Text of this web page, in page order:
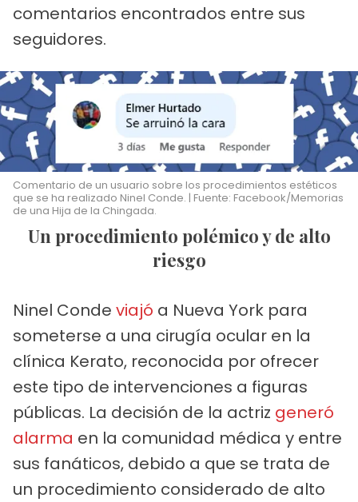
comentarios encontrados entre sus
seguidores.
Comentario de un usuario sobre los procedimientos estéticos
que se ha realizado Ninel Conde. | Fuente: Facebook/Memorias
de una Hija de la Chingada.
Un procedimiento polémico y de alto
riesgo
Ninel Conde viajó a Nueva York para
someterse a una cirugía ocular en la
clínica Kerato, reconocida por ofrecer
este tipo de intervenciones a figuras
públicas. La decisión de la actriz generó
alarma en la comunidad médica y entre
sus fanáticos, debido a que se trata de
un procedimiento considerado de alto